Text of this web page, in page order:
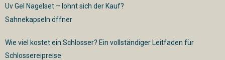
Uv Gel Nagelset – lohnt sich der Kauf?
Sahnekapseln öffner
Wie viel kostet ein Schlosser? Ein vollständiger Leitfaden für
Schlossereipreise